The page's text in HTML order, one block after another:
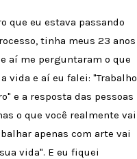
que eu estava passando
tinha meus 23 anos
aí me perguntaram o que
vida e aí eu falei: "Trabalho
e a resposta das pessoas
o que você realmente vai
apenas com arte vai
vida". E eu fiquei